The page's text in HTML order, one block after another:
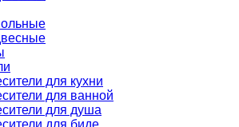
для кухни
для ванной
для душа